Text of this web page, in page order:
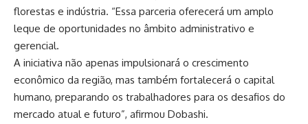
florestas e indústria. “Essa parceria oferecerá um amplo
leque de oportunidades no âmbito administrativo e
gerencial.
A iniciativa não apenas impulsionará o crescimento
econômico da região, mas também fortalecerá o capital
humano, preparando os trabalhadores para os desafios do
mercado atual e futuro”, afirmou Dobashi.